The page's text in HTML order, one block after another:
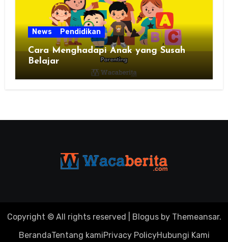
News Pendidikan
Cara Menghadapi Anak yang Susah
Belajar
Copyright © All rights reserved Blogusby Themeansar.
BerandaTentang kamiPrivacy PolicyHubungi Kami